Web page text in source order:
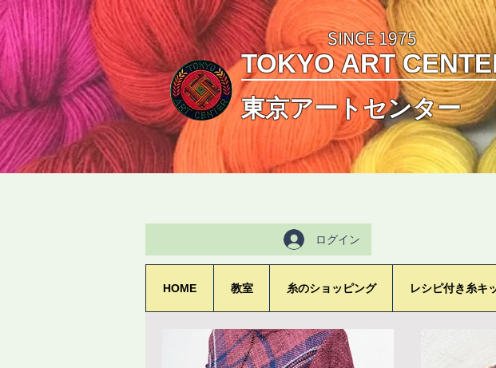
SINCE 1975
TOKYO ART
東京アートセンター
ログイン
HOME 教室 糸のショッピング レシピ付き糸キ